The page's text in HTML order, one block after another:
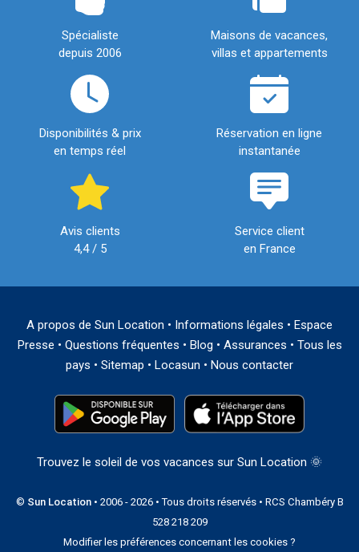
Spécialiste
depuis 2006
Maisons de vacances,
villas et appartements
Disponibilités & prix
en temps réel
Réservation en ligne
instantanée
Avis clients
4,4 / 5
Service client
en France
A propos de Sun Location • Informations légales • Espace
Presse • Questions fréquentes • Blog • Assurances • Tous les
pays • Sitemap • Locasun • Nous contacter
Trouvez le soleil de vos vacances sur Sun Location 🌞
© Sun Location• 2006 - 2026 • Tous droits réservés • RCS Chambéry B
528 218 209
Modifier les préférences concernant les cookies ?